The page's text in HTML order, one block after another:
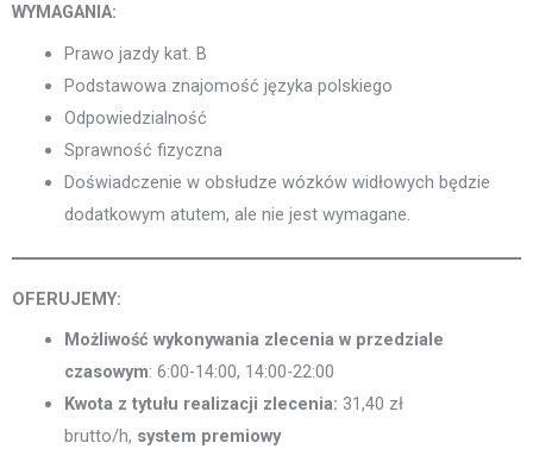
WYMAGANIA:
Prawo jazdy kat. B
Podstawowa znajomość języka polskiego
Odpowiedzialność
Sprawność fizyczna
Doświadczenie w obsłudze wózków widłowych będzie
dodatkowym atutem, ale nie jest wymagane.
OFERUJEMY:
Możliwość wykonywania zlecenia w przedziale
czasowym: 6:00-14:00, 14:00-22:00
Kwota z tytułu realizacji zlecenia: 31,40 zł
brutto/h, system premiowy